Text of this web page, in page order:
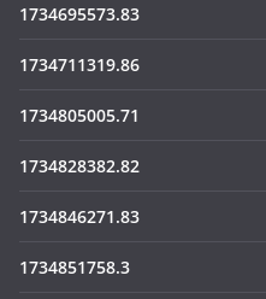
1734695573.83
1734711319.86
1734805005.71
1734828382.82
1734846271.83
1734851758.3